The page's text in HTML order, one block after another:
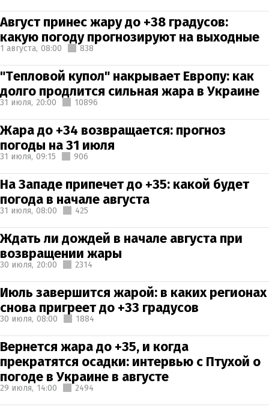
Август принес жару до +38 градусов:
какую погоду прогнозируют на выходные
1 августа, 08:00 838
"Тепловой купол" накрывает Европу: как
долго продлится сильная жара в Украине
31 июля, 20:00 10896
Жара до +34 возвращается: прогноз
погоды на 31 июля
31 июля, 09:15 906
На Западе припечет до +35: какой будет
погода в начале августа
31 июля, 08:00 425
Ждать ли дождей в начале августа при
возвращении жары
30 июля, 20:00 2314
Июль завершится жарой: в каких регионах
снова пригреет до +33 градусов
30 июля, 08:00 1884
Вернется жара до +35, и когда
прекратятся осадки: интервью с Птухой о
погоде в Украине в августе
29 июля, 14:00 2494